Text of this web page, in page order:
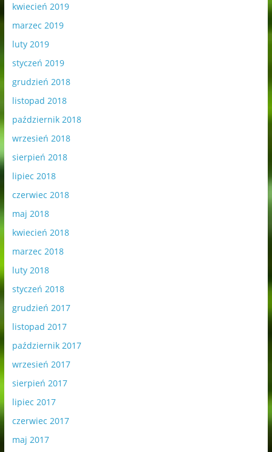
kwiecień 2019
marzec 2019
luty 2019
styczeń 2019
grudzień 2018
listopad 2018
październik 2018
wrzesień 2018
sierpień 2018
lipiec 2018
czerwiec 2018
maj 2018
kwiecień 2018
marzec 2018
luty 2018
styczeń 2018
grudzień 2017
listopad 2017
październik 2017
wrzesień 2017
sierpień 2017
lipiec 2017
czerwiec 2017
maj 2017